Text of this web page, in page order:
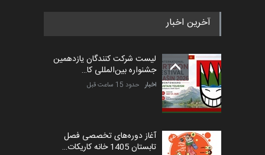
آخرین اخبار
لیست شرکت کنندگان یازدهمین
جشنواره بین‌المللی کا…
اخبار حدود 15 ساعت قبل
آغاز دوره‌های تخصصی فصل
تابستان 1405 خانه کاریکات…